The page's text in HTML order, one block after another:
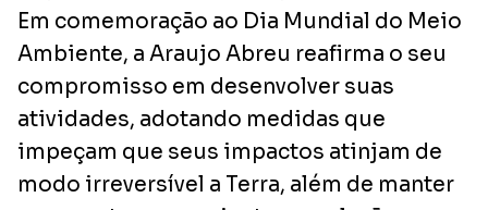
Em comemoração ao Dia Mundial do Meio
Ambiente, a Araujo Abreu reafirma o seu
compromisso em desenvolver suas
atividades, adotando medidas que
impeçam que seus impactos atinjam de
modo irreversível a Terra, além de manter